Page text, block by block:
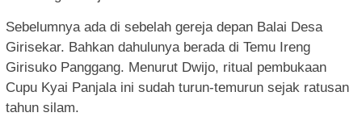
Sebelumnya ada di sebelah gereja depan Balai Desa
Girisekar. Bahkan dahulunya berada di Temu Ireng
Girisuko Panggang. Menurut Dwijo, ritual pembukaan
Cupu Kyai Panjala ini sudah turun-temurun sejak ratusan
tahun silam.